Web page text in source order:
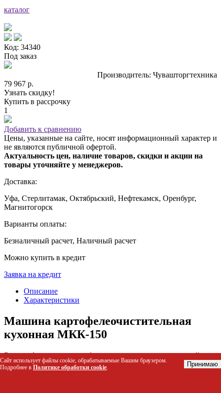
каталог
Код: 34340
Под заказ
Производитель: Чувашторгтехника
79 967 р.
Узнать скидку!
Купить в рассрочку
1
Добавить к сравнению
Цены, указанные на сайте, носят информационный характер и
не являются публичной офертой.
Актуальность цен, наличие товаров, скидки и акции на
товары уточняйте у менеджеров.
Доставка:
Уфа, Стерлитамак, Октябрьский, Нефтекамск, Оренбург,
Магнитогорск
Варианты оплаты:
Безналичный расчет, Наличный расчет
Можно купить в кредит
Заявка на кредит
Описание
Характеристики
Машина картофелеочистительная
кухонная МКК-150
Это профессиональное оборудование для автоматической
очистки картофеля и других корнеплодов от кожуры.
Устройство решает задачу ускорения подготовки сырья на
Сайт использует файлы cookie, обрабатываемые Вашим браузером.
Подробнее в Политике обработки cookie. Принимаю